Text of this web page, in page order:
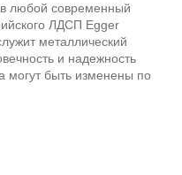
любой современный
ЛДСП Egger
металлический
и надежность
могут быть изменены по